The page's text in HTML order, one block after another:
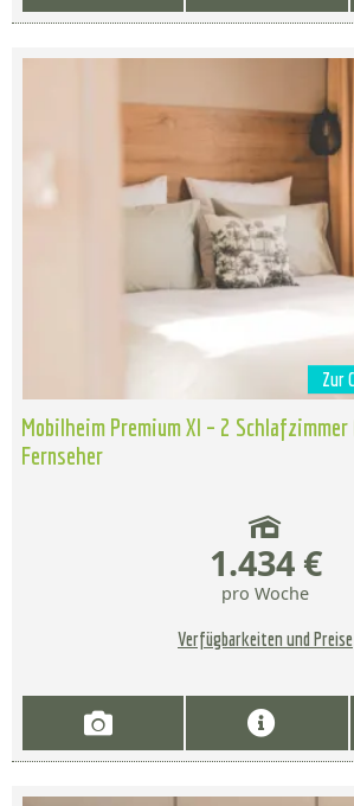
Zur
Mobilheim Premium Xl – 2
Fernseher
1.434 €
pro Woche
Verfügbarkeiten und Preise